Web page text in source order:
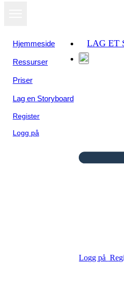
Hjemmeside
Ressurser
Priser
Lag en Storyboard
Register
Logg på
LAG ET
Logg på
Kopier
LAGE ET
SPILLE AV
Vis som
lysbildefremvisning